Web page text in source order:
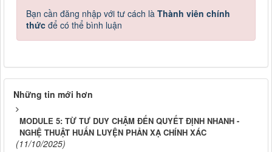
Bạn cần đăng nhập với tư cách là Thành viên chính
thức để có thể bình luận
Những tin mới hơn
MODULE 5: TỪ TƯ DUY CHẬM ĐẾN QUYẾT ĐỊNH NHANH -
NGHỆ THUẬT HUẤN LUYỆN PHẢN XẠ CHÍNH XÁC
(11/10/2025)